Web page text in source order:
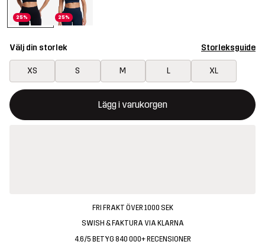
25% 25%
Välj din storlek Storleksguide
XS S M L XL
Lägg i varukorgen
Denna knapp kommer att öppna en modal som bekräftar en ny
{{size}} inte tillgänglig
FRI FRAKT ÖVER 1000 SEK
SWISH & FAKTURA VIA KLARNA
4.6/5 BETYG 840 000+ RECENSIONER